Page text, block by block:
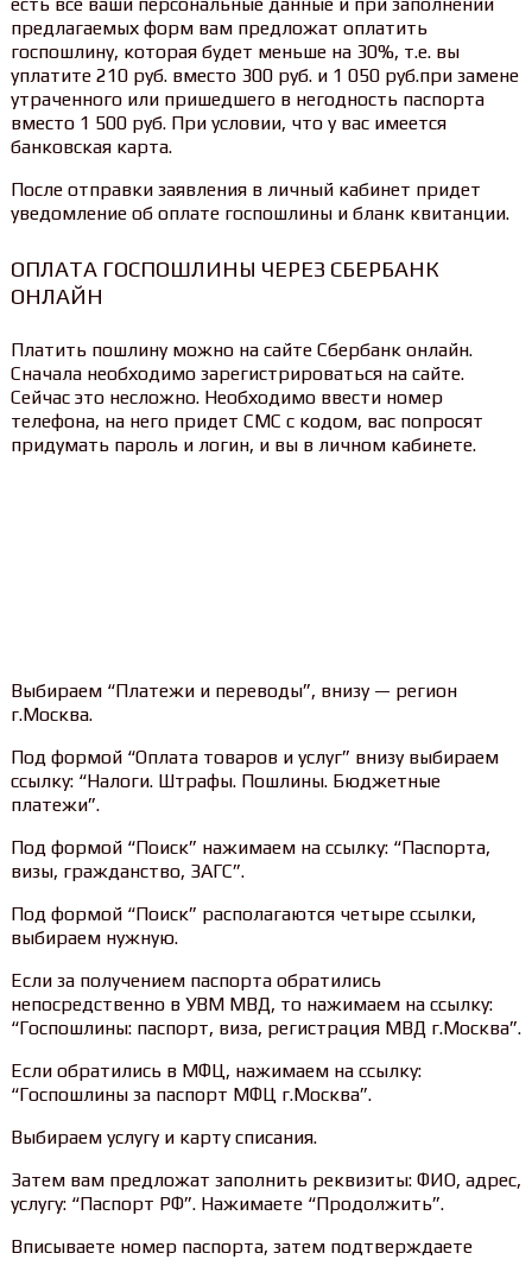
предлагаемых форм вам предложат оплатить
госпошлину, которая будет меньше на 30%, т.е. вы
уплатите 210 руб. вместо 300 руб. и 1 050 руб.при замене
утраченного или пришедшего в негодность паспорта
вместо 1 500 руб. При условии, что у вас имеется
банковская карта.
После отправки заявления в личный кабинет придет
уведомление об оплате госпошлины и бланк квитанции.
ОПЛАТА ГОСПОШЛИНЫ ЧЕРЕЗ СБЕРБАНК
ОНЛАЙН
Платить пошлину можно на сайте Сбербанк онлайн.
Сначала необходимо зарегистрироваться на сайте.
Сейчас это несложно. Необходимо ввести номер
телефона, на него придет СМС с кодом, вас попросят
придумать пароль и логин, и вы в личном кабинете.
Выбираем “Платежи и переводы”, внизу — регион
г.Москва.
Под формой “Оплата товаров и услуг” внизу выбираем
ссылку: “Налоги. Штрафы. Пошлины. Бюджетные
платежи”.
Под формой “Поиск” нажимаем на ссылку: “Паспорта,
визы, гражданство, ЗАГС”.
Под формой “Поиск” располагаются четыре ссылки,
выбираем нужную.
Если за получением паспорта обратились
непосредственно в УВМ МВД, то нажимаем на ссылку:
“Госпошлины: паспорт, виза, регистрация МВД г.Москва”.
Если обратились в МФЦ, нажимаем на ссылку:
“Госпошлины за паспорт МФЦ г.Москва”.
Выбираем услугу и карту списания.
Затем вам предложат заполнить реквизиты: ФИО, адрес,
услугу: “Паспорт РФ”. Нажимаете “Продолжить”.
Вписываете номер паспорта, затем подтверждаете